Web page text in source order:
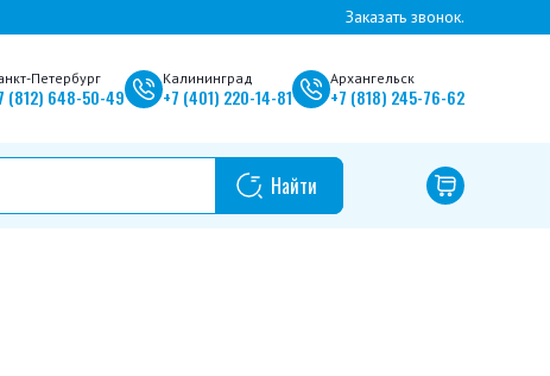
Заказать звонок.
Петербург
(812) 648-50-49
Калининград
+7 (401) 220-14-81
Архангельск
+7 (818) 245-76-62